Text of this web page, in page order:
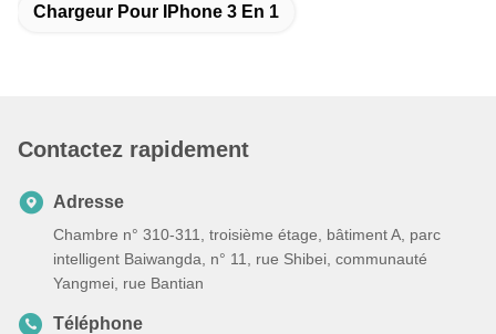
Chargeur Pour IPhone 3 En 1
Contactez rapidement
Adresse
Chambre n° 310-311, troisième étage, bâtiment A, parc
intelligent Baiwangda, n° 11, rue Shibei, communauté
Yangmei, rue Bantian
Téléphone